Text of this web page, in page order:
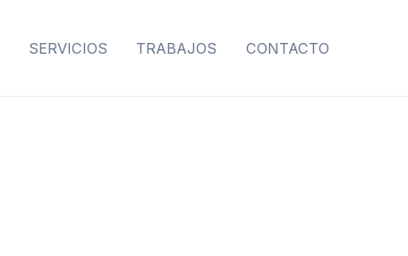
SERVICIOS TRABAJOS CONTACTO